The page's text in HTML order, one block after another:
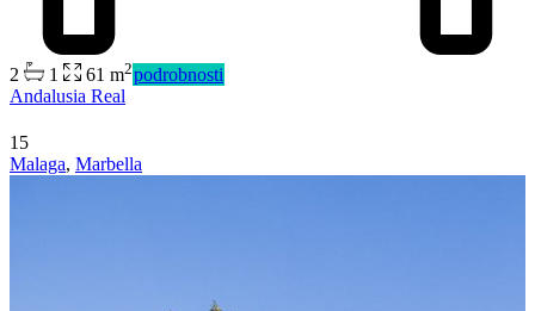
2 1 61 m2podrobnosti
Andalusia Real
15
Malaga, Marbella